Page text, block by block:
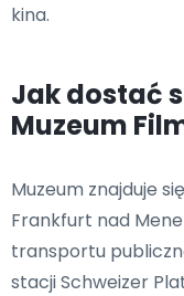
kina.
Jak dostać
Muzeum
Muzeum znajduje
Frankfurt nad
transportu
stacji Schweizer